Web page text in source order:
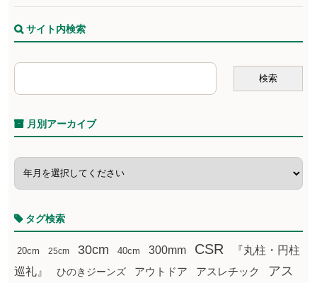
サイト内検索
月別アーカイブ
タグ検索
20cm 25cm 30cm 40cm 300mm CSR
『丸柱・円柱
巡礼』
ひのきジーンズ アウトドア アスレチック
アス